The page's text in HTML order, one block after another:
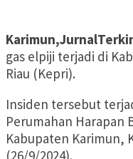
gas elpiji terjadi di
Riau (Kepri).
Insiden tersebut
Perumahan Harapan
Kabupaten Karimun,
(26/9/2024).